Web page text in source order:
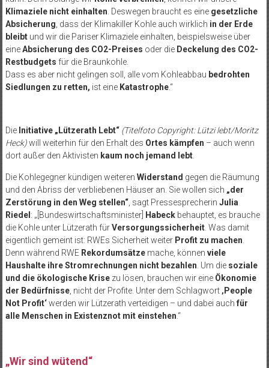
Klimaziele nicht einhalten . Deswegen braucht es eine gesetzliche
Absicherung , dass der Klimakiller Kohle auch wirklich in der Erde
bleibtund wir die Pariser Klimaziele einhalten, beispielsweise über
eineAbsicherung des CO2-Preises oder die Deckelung des CO2-
Restbudgets für die Braunkohle.
Dass es aber nicht gelingen soll, alle vom Kohleabbau bedrohten
Siedlungen zu retten, ist eine Katastrophe.“
Die Initiative „Lützerath Lebt“ (Titelfoto Copyright: Lützi lebt/Moritz
Heck)will weiterhin für den Erhalt des Ortes kämpfen – auch wenn
dort außer den Aktivisten kaum noch jemand lebt.
Die Kohlegegner kündigen weiteren Widerstand gegen die Räumung
und den Abriss der verbliebenen Häuser an. Sie wollen sich „der
Zerstörung in den Weg stellen“, sagt Pressesprecherin Julia
Riedel: „[Bundeswirtschaftsminister] Habeckbehauptet, es brauche
die Kohle unter Lützerath fürVersorgungssicherheit. Was damit
eigentlich gemeint ist: RWEs Sicherheit weiter Profit zu machen
Denn während RWE Rekordumsätzemache, können viele
Haushalte ihre Stromrechnungen nicht bezahlen . Um die soziale
und die ökologische Krisezu lösen, brauchen wir eine Ökonomie
der Bedürfnisse, nicht der Profite. Unter dem Schlagwort ‚People
Not Profit‘werden wir Lützerath verteidigen – und dabei auch für
alle Menschen in Existenznot mit einstehen .“
„Wir sind wütend“